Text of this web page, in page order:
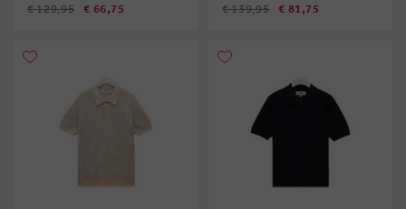
€ 129,95 € 66,75 € 139,95 € 81,75